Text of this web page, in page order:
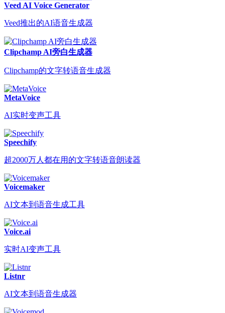
Veed AI Voice Generator
Veed推出的AI语音生成器
Clipchamp AI旁白生成器
Clipchamp的文字转语音生成器
MetaVoice
AI实时变声工具
Speechify
超2000万人都在用的文字转语音朗读器
Voicemaker
AI文本到语音生成工具
Voice.ai
实时AI变声工具
Listnr
AI文本到语音生成器